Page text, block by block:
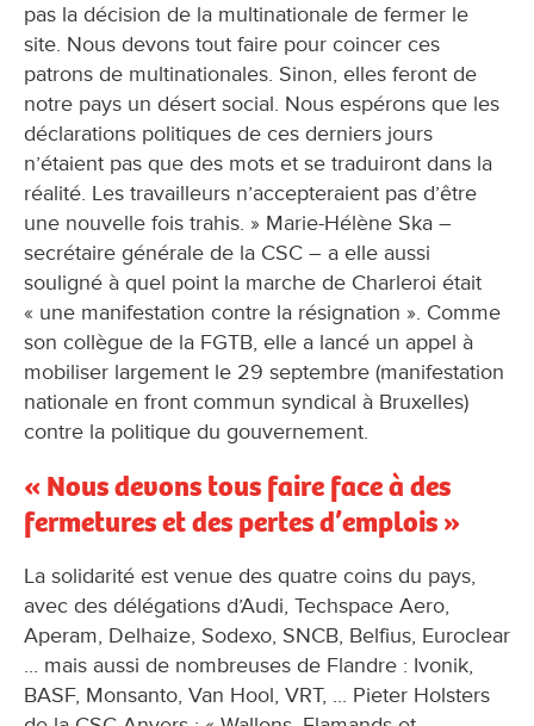
pas la décision de la multinationale de fermer le
site. Nous devons tout faire pour coincer ces
patrons de multinationales. Sinon, elles feront de
notre pays un désert social. Nous espérons que les
déclarations politiques de ces derniers jours
n’étaient pas que des mots et se traduiront dans la
réalité. Les travailleurs n’accepteraient pas d’être
une nouvelle fois trahis. » Marie-Hélène Ska –
secrétaire générale de la CSC – a elle aussi
souligné à quel point la marche de Charleroi était
« une manifestation contre la résignation ». Comme
son collègue de la FGTB, elle a lancé un appel à
mobiliser largement le 29 septembre (manifestation
nationale en front commun syndical à Bruxelles)
contre la politique du gouvernement.
« Nous devons tous faire face à des
fermetures et des pertes d’emplois »
La solidarité est venue des quatre coins du pays,
avec des délégations d’Audi, Techspace Aero,
Aperam, Delhaize, Sodexo, SNCB, Belfius, Euroclear
... mais aussi de nombreuses de Flandre : Ivonik,
BASF, Monsanto, Van Hool, VRT, ... Pieter Holsters